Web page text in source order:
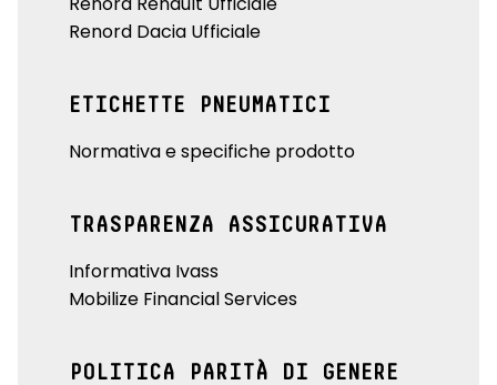
Renord Dacia Ufficiale
ETICHETTE PNEUMATICI
Normativa e specifiche prodotto
TRASPARENZA ASSICURATIVA
Informativa Ivass
Mobilize Financial Services
POLITICA PARITÀ DI GENERE